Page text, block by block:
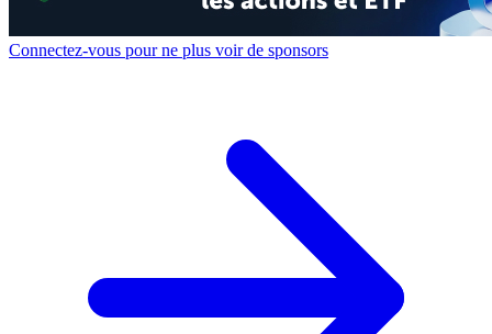
Connectez-vous pour ne plus voir de sponsors